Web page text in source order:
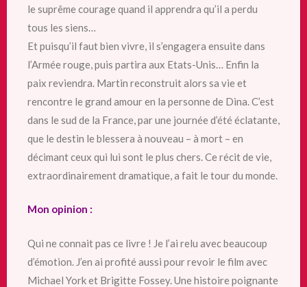
le suprême courage quand il apprendra qu’il a perdu
tous les siens…
Et puisqu’il faut bien vivre, il s’engagera ensuite dans
l’Armée rouge, puis partira aux Etats-Unis… Enfin la
paix reviendra. Martin reconstruit alors sa vie et
rencontre le grand amour en la personne de Dina. C’est
dans le sud de la France, par une journée d’été éclatante,
que le destin le blessera à nouveau – à mort – en
décimant ceux qui lui sont le plus chers. Ce récit de vie,
extraordinairement dramatique, a fait le tour du monde.
Mon opinion :
Qui ne connait pas ce livre ! Je l’ai relu avec beaucoup
d’émotion. J’en ai profité aussi pour revoir le film avec
Michael York et Brigitte Fossey. Une histoire poignante